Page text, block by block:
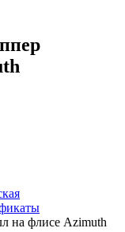
на флисе Azimuth